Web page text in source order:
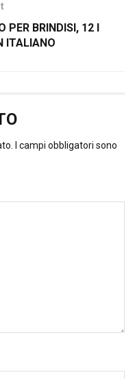
PER BRINDISI, 12 I
ITALIANO
I campi obbligatori sono